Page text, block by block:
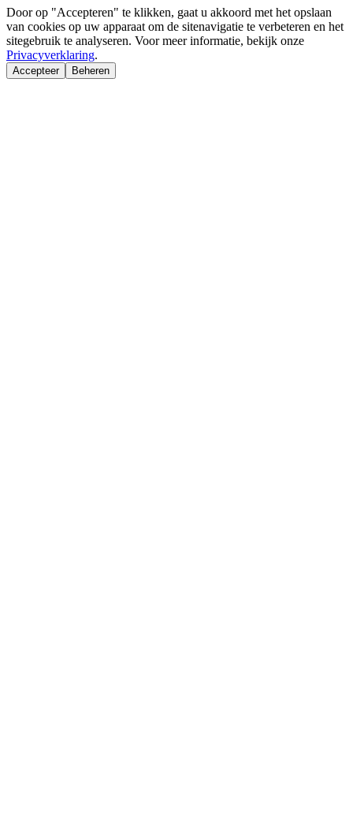
Door op "Accepteren" te klikken, gaat u akkoord met het opslaan
van cookies op uw apparaat om de sitenavigatie te verbeteren en het
sitegebruik te analyseren. Voor meer informatie, bekijk onze
Privacyverklaring.
Accepteer Beheren